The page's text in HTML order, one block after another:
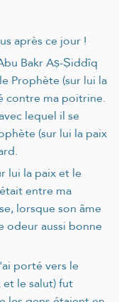
après ce jour !
Bakr Aṣ-Ṣiddîq
Prophète (sur lui la
contre ma poitrine.
lequel il se
(sur lui la paix
lui la paix et le
entre ma
lorsque son âme
odeur aussi bonne
porté vers le
le salut) fut